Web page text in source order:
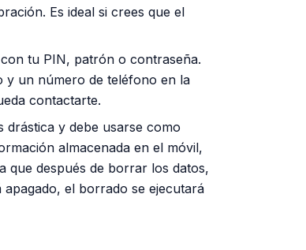
Es ideal si crees que el
tu PIN, patrón o contraseña.
y un número de teléfono en la
contactarte.
drástica y debe usarse como
almacenada en el móvil,
que después de borrar los datos,
el borrado se ejecutará